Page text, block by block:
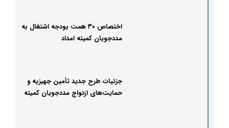
اختصاص ۳۰ همت بودجه اشتغال به
مددجویان کمیته امداد
جزئیات طرح جدید تأمین جهیزیه و
حمایت‌های ازدواج مددجویان کمیته